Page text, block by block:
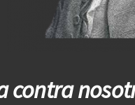
contra